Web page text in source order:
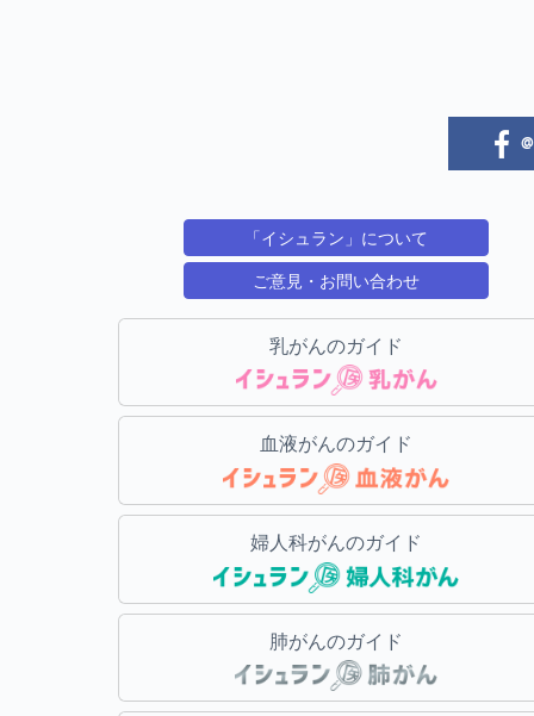
「イシュラン」について
ご意見・お問い合わせ
乳がんのガイド
血液がんのガイド
婦人科がんのガイド
肺がんのガイド